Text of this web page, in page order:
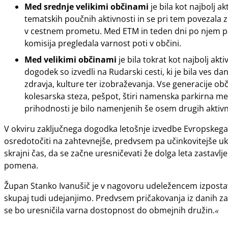
Med srednje velikimi občinami je bila kot najbolj
tematskih poučnih aktivnosti in se pri tem
v cestnem prometu. Med ETM in teden dni po njem
komisija pregledala varnost poti v občini.
Med velikimi občinami je bila tokrat kot najbolj
dogodek so izvedli na Rudarski cesti, ki je bila ves
zdravja, kulture ter izobraževanja. Vse generacije
kolesarska steza, pešpot, štiri namenska parkirna
prihodnosti je bilo namenjenih še osem drugih
V okviru zaključnega dogodka letošnje izvedbe
osredotočiti na zahtevnejše, predvsem pa učinkovitejše
skrajni čas, da se začne uresničevati že dolga leta
pomena.
Župan Stanko Ivanušič je v nagovoru udeležencem
skupaj tudi udejanjimo. Predvsem pričakovanja iz danih
se bo uresničila varna dostopnost do obmejnih družin.«